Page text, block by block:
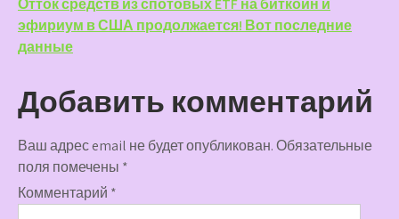
записям
Отток средств из спотовых ETF на биткоин и
эфириум в США продолжается! Вот последние
данные
Добавить комментарий
Ваш адрес email не будет опубликован.Обязательные
поля помечены *
Комментарий *